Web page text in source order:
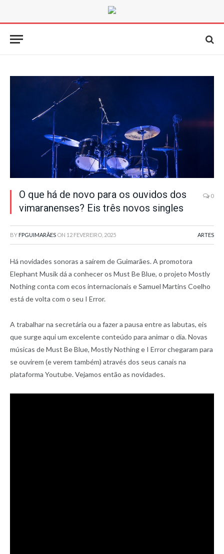
O que há de novo para os ouvidos dos
vimaranenses? Eis três novos singles
0
BY FPGUIMARÃES ON 12 FEVEREIRO, 2025 ARTES
Há novidades sonoras a saírem de Guimarães. A promotora
Elephant Musik dá a conhecer os Must Be Blue, o projeto Mostly
Nothing conta com ecos internacionais e Samuel Martins Coelho
está de volta com o seu I Error.
A trabalhar na secretária ou a fazer a pausa entre as labutas, eis
que surge aqui um excelente conteúdo para animar o dia. Novas
músicas de Must Be Blue, Mostly Nothing e I Error chegaram para
se ouvirem (e verem também) através dos seus canais na
plataforma Youtube. Vejamos então as novidades.